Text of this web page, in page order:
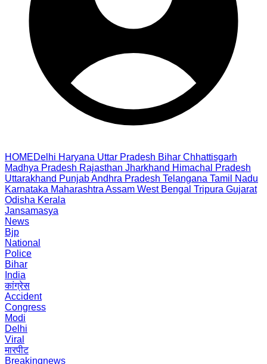
HOMEDelhi Haryana Uttar Pradesh Bihar Chhattisgarh
Madhya Pradesh Rajasthan Jharkhand Himachal Pradesh
Uttarakhand PunjabAndhra Pradesh Telangana Tamil Nadu
Karnataka Maharashtra Assam West Bengal Tripura Gujarat
Odisha Kerala
Jansamasya
News
Bjp
National
Police
Bihar
India
कांग्रेस
Accident
Congress
Modi
Delhi
Viral
मारपीट
Breakingnews